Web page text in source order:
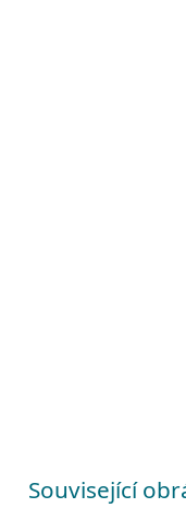
Související